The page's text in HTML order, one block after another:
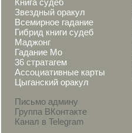
Книга судеб
Звездный оракул
Всемирное гадание
Гибрид книги судеб
Маджонг
Гадание Мо
36 стратагем
Ассоциативные карты
Цыганский оракул
Письмо админу
Группа ВКонтакте
Канал в Telegram